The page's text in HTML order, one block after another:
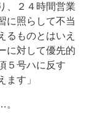
、２４時間営業
に照らして不当
るものとはいえ
に対して優先的
５号ハに反す
ます」